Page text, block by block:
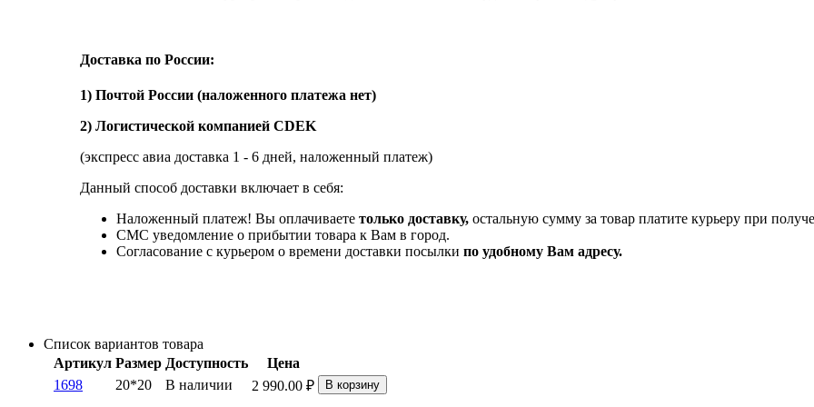
Доставка по России:
1) Почтой России (наложенного платежа нет)
2) Логистической компанией CDEK
(экспресс авиа доставка 1 - 6 дней, наложенный платеж)
Данный способ доставки включает в себя:
Наложенный платеж! Вы оплачиваете только доставку, остальную сумму за товар платите курьеру при
СМС уведомление о прибытии товара к Вам в город.
Согласование с курьером о времени доставки посылки по удобному Вам адресу.
Список вариантов товара
Артикул Размер Доступность
Цена
1698
20*20 В наличии 2 990.00 ₽ В корзину